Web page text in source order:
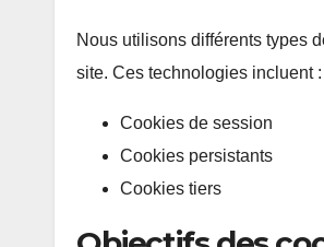
Nous utilisons différents types
site. Ces technologies incluent :
Cookies de session
Cookies persistants
Cookies tiers